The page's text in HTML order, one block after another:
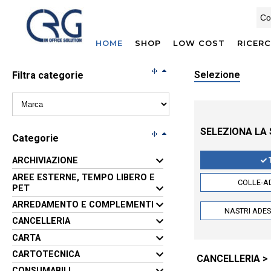
HOME SHOP LOW COST
Filtra categorie
Categorie
ARCHIVIAZIONE
AREE ESTERNE, TEMPO LIBERO E
PET
ARREDAMENTO E COMPLEMENTI
CANCELLERIA
CARTA
CARTOTECNICA
Selezione
SELEZIONA LA
COLLE-
NASTRI
CANCELLERIA